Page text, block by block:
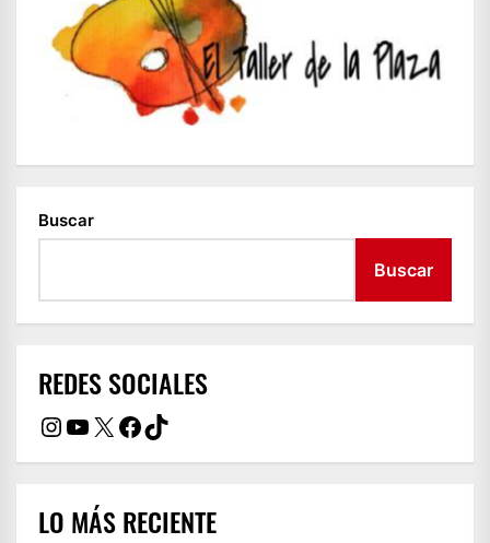
Buscar
Buscar
REDES SOCIALES
Instagram
YouTube
X Facebook
TikTok
LO MÁS RECIENTE